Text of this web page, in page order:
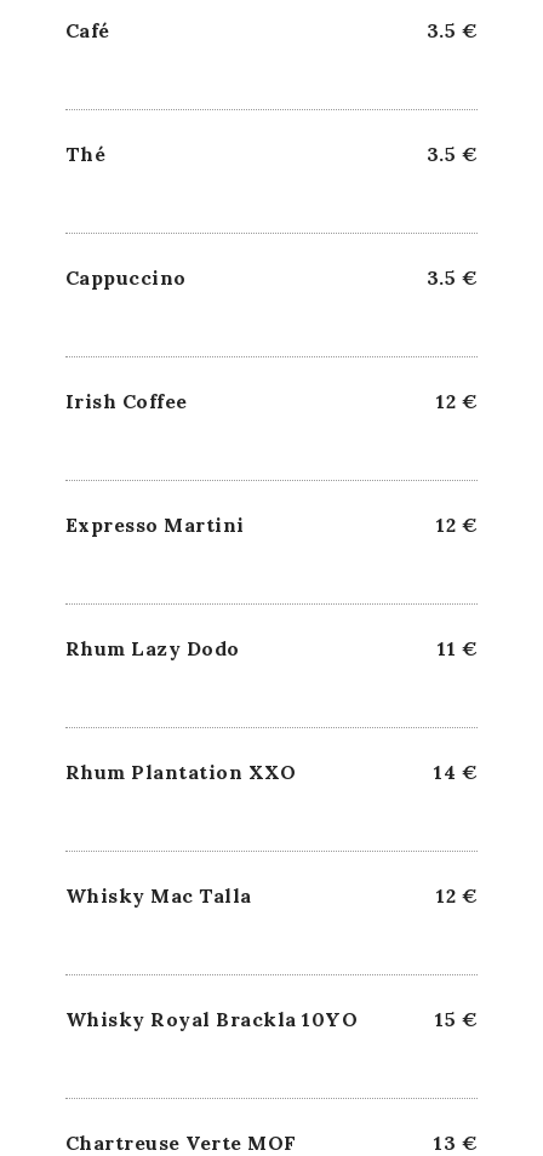
Café 3.5 €
Thé 3.5 €
Cappuccino 3.5 €
Irish Coffee 12 €
Expresso Martini 12 €
Rhum Lazy Dodo 11 €
Rhum Plantation XXO 14 €
Whisky Mac Talla 12 €
Whisky Royal Brackla 10YO 15 €
Chartreuse Verte MOF 13 €